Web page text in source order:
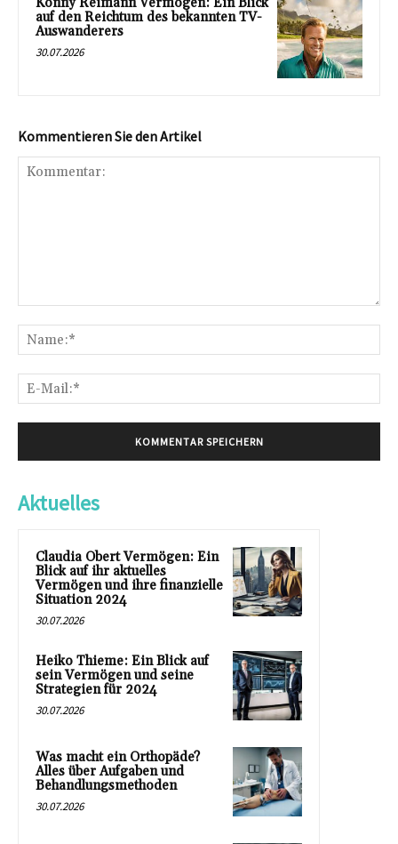
Konny Reimann Vermögen: Ein Blick
auf den Reichtum des bekannten TV-
Auswanderers
30.07.2026
Kommentieren Sie den Artikel
Aktuelles
Claudia Obert Vermögen: Ein
Blick auf ihr aktuelles
Vermögen und ihre finanzielle
Situation 2024
30.07.2026
Heiko Thieme: Ein Blick auf
sein Vermögen und seine
Strategien für 2024
30.07.2026
Was macht ein Orthopäde?
Alles über Aufgaben und
Behandlungsmethoden
30.07.2026